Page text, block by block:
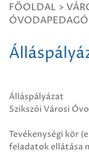
FŐOLDAL >
Álláspályázat
Szikszói Városi
Tevékenységi kör
feladatok ellátása